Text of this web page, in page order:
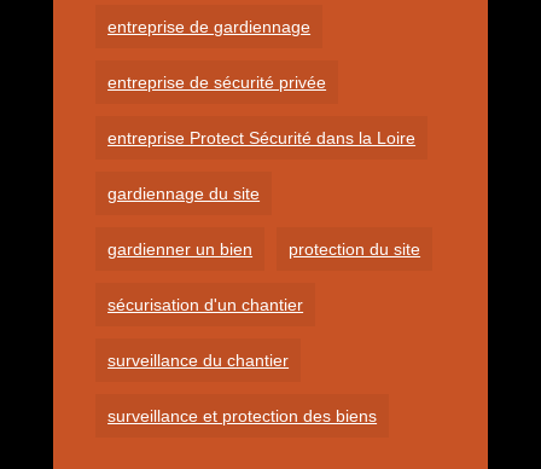
entreprise de gardiennage
entreprise de sécurité privée
entreprise Protect Sécurité dans la Loire
gardiennage du site
gardienner un bien protection du site
sécurisation d'un chantier
surveillance du chantier
surveillance et protection des biens